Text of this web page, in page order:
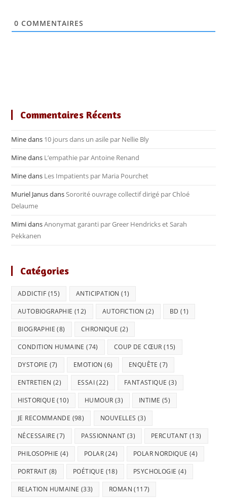
0 COMMENTAIRES
Commentaires Récents
Minedans 10 jours dans un asile par Nellie Bly
Minedans L’empathie par Antoine Renand
Minedans Les Impatients par Maria Pourchet
Muriel JanusdansSororité ouvrage collectif dirigé par Chloé
Delaume
MimidansAnonymat garanti par Greer Hendricks et Sarah
Pekkanen
Catégories
ADDICTIF (15) ANTICIPATION (1)
AUTOBIOGRAPHIE (12) AUTOFICTION (2) BD (1)
BIOGRAPHIE (8) CHRONIQUE (2)
CONDITION HUMAINE (74) COUP DE CŒUR (15)
DYSTOPIE (7) EMOTION (6) ENQUÊTE (7)
ENTRETIEN (2) ESSAI(22) FANTASTIQUE (3)
HISTORIQUE (10) HUMOUR (3) INTIME (5)
JE RECOMMANDE (98) NOUVELLES (3)
NÉCESSAIRE (7) PASSIONNANT (3) PERCUTANT (13)
PHILOSOPHIE (4) POLAR(24) POLAR NORDIQUE (4)
PORTRAIT (8) POÉTIQUE (18) PSYCHOLOGIE (4)
RELATION HUMAINE (33) ROMAN (117)